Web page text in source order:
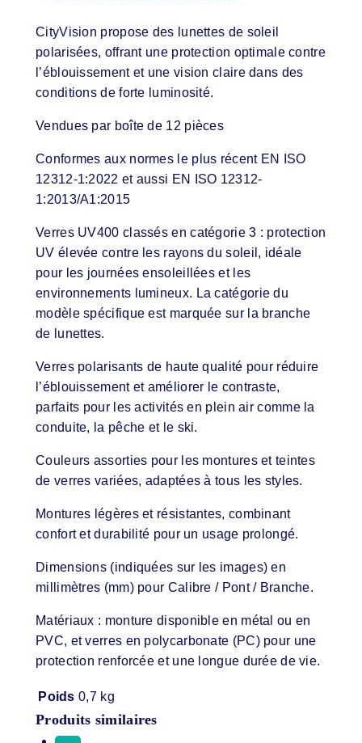
CityVision propose des lunettes de soleil
polarisées, offrant une protection optimale contre
l’éblouissement et une vision claire dans des
conditions de forte luminosité.
Vendues par boîte de 12 pièces
Conformes aux normes le plus récent EN ISO
12312-1:2022 et aussi EN ISO 12312-
1:2013/A1:2015
Verres UV400 classés en catégorie 3 : protection
UV élevée contre les rayons du soleil, idéale
pour les journées ensoleillées et les
environnements lumineux. La catégorie du
modèle spécifique est marquée sur la branche
de lunettes.
Verres polarisants de haute qualité pour réduire
l’éblouissement et améliorer le contraste,
parfaits pour les activités en plein air comme la
conduite, la pêche et le ski.
Couleurs assorties pour les montures et teintes
de verres variées, adaptées à tous les styles.
Montures légères et résistantes, combinant
confort et durabilité pour un usage prolongé.
Dimensions (indiquées sur les images) en
millimètres (mm) pour Calibre / Pont / Branche.
Matériaux : monture disponible en métal ou en
PVC, et verres en polycarbonate (PC) pour une
protection renforcée et une longue durée de vie.
Poids 0,7 kg
Produits similaires